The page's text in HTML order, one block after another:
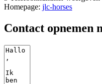
Homepage: jlc-horses
Contact opnemen